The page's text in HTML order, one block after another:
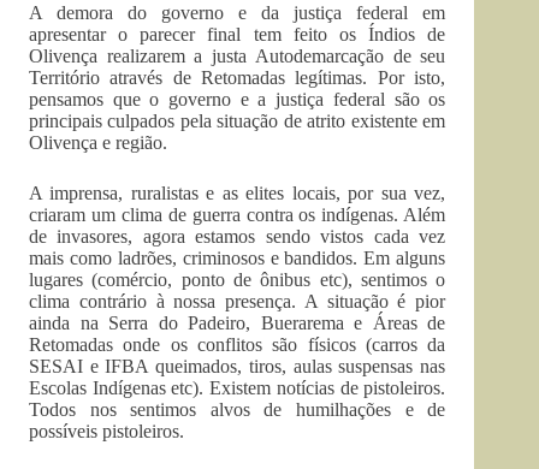
A demora do governo e da justiça federal em
apresentar o parecer final tem feito os Índios de
Olivença realizarem a justa Autodemarcação de seu
Território através de Retomadas legítimas. Por isto,
pensamos que o governo e a justiça federal são os
principais culpados pela situação de atrito existente em
Olivença e região.
A imprensa, ruralistas e as elites locais, por sua vez,
criaram um clima de guerra contra os indígenas. Além
de invasores, agora estamos sendo vistos cada vez
mais como ladrões, criminosos e bandidos. Em alguns
lugares (comércio, ponto de ônibus etc), sentimos o
clima contrário à nossa presença. A situação é pior
ainda na Serra do Padeiro, Buerarema e Áreas de
Retomadas onde os conflitos são físicos (carros da
SESAI e IFBA queimados, tiros, aulas suspensas nas
Escolas Indígenas etc). Existem notícias de pistoleiros.
Todos nos sentimos alvos de humilhações e de
possíveis pistoleiros.